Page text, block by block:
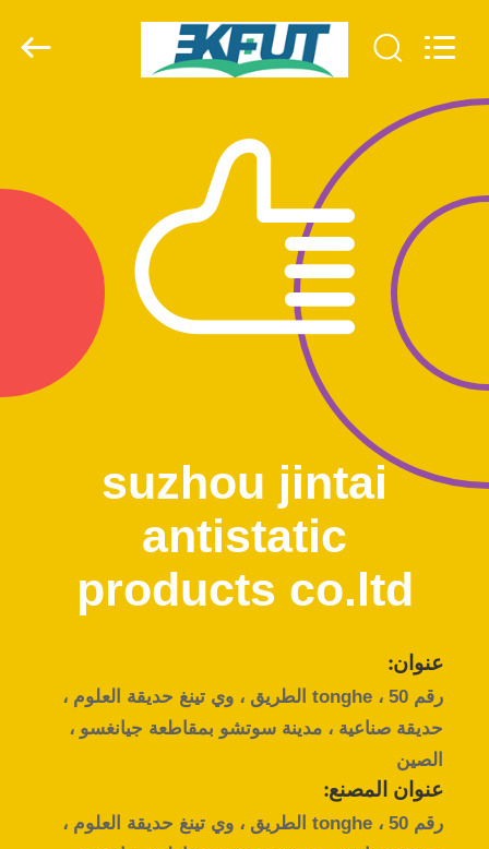
الصفحة
المنتجات
حولنا
جولة
مراقبة
الجودة
اتصل
أخبار
products
Reserved.
suzhou jintai
antistatic
products co.ltd
عنوان:
رقم 50 ، tonghe الطريق ، وي تينغ حديقة العلوم ،
حديقة صناعية ، مدينة سوتشو بمقاطعة جيانغسو ،
الصين
عنوان المصنع:
رقم 50 ، tonghe الطريق ، وي تينغ حديقة العلوم ،